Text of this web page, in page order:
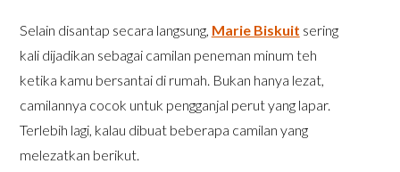
Selain disantap secara langsung, Marie Biskuit sering
kali dijadikan sebagai camilan peneman minum teh
ketika kamu bersantai di rumah. Bukan hanya lezat,
camilannya cocok untuk pengganjal perut yang lapar.
Terlebih lagi, kalau dibuat beberapa camilan yang
melezatkan berikut.